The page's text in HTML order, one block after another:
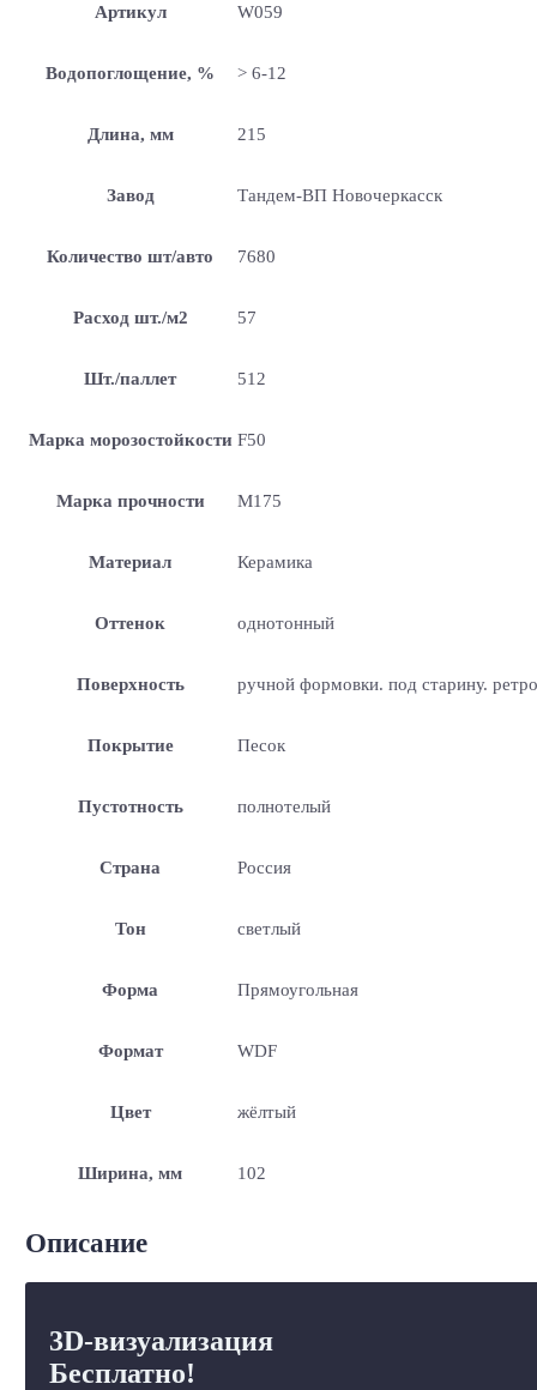
Артикул W059
Водопоглощение, % > 6-12
Длина, мм 215
Завод Тандем-ВП Новочеркасск
Количество шт/авто 7680
Расход шт./м2 57
Шт./паллет 512
Марка морозостойкости F50
Марка прочности М175
Материал Керамика
Оттенок однотонный
Поверхность ручной формовки. под старину. ретро
Покрытие Песок
Пустотность полнотелый
Страна Россия
Тон светлый
Форма Прямоугольная
Формат WDF
Цвет жёлтый
Ширина, мм 102
Описание
3D-визуализация
Бесплатно!